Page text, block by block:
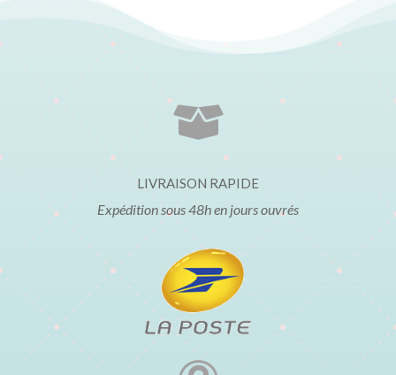

LIVRAISON RAPIDE
Expédition sous 48h en jours ouvrés